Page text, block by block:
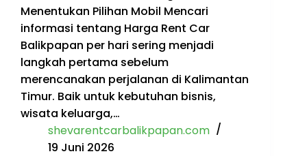
Menentukan Pilihan Mobil Mencari
informasi tentang Harga Rent Car
Balikpapan per hari sering menjadi
langkah pertama sebelum
merencanakan perjalanan di Kalimantan
Timur. Baik untuk kebutuhan bisnis,
wisata keluarga,…
shevarentcarbalikpapan.com
19 Juni 2026